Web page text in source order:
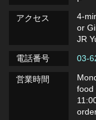
アクセス
4-
or
JR
電話番号
03-
営業時間
food